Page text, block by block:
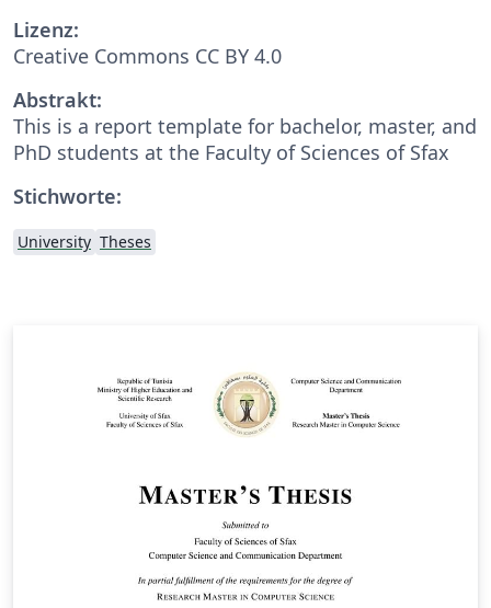
Lizenz:
Creative Commons CC BY 4.0
Abstrakt:
This is a report template for bachelor, master, and
PhD students at the Faculty of Sciences of Sfax
Stichworte:
University Theses